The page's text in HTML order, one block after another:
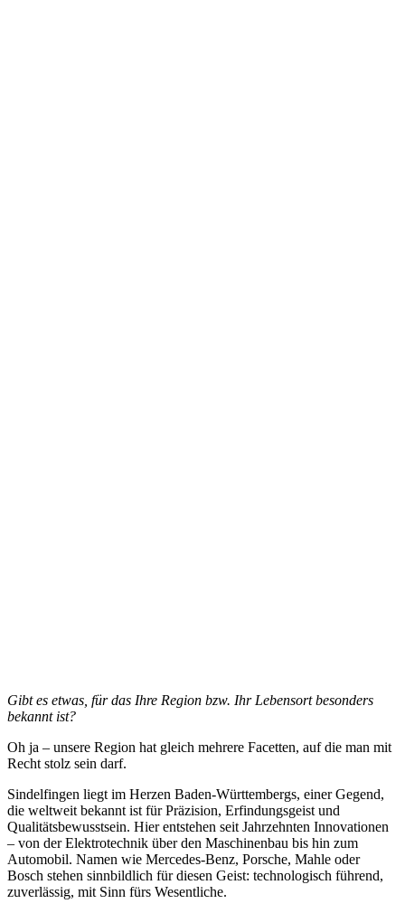
Gibt es etwas, für das Ihre Region bzw. Ihr Lebensort besonders
bekannt ist?
Oh ja – unsere Region hat gleich mehrere Facetten, auf die man mit
Recht stolz sein darf.
Sindelfingen liegt im Herzen Baden-Württembergs, einer Gegend,
die weltweit bekannt ist für Präzision, Erfindungsgeist und
Qualitätsbewusstsein. Hier entstehen seit Jahrzehnten Innovationen
– von der Elektrotechnik über den Maschinenbau bis hin zum
Automobil. Namen wie Mercedes-Benz, Porsche, Mahle oder
Bosch stehen sinnbildlich für diesen Geist: technologisch führend,
zuverlässig, mit Sinn fürs Wesentliche.